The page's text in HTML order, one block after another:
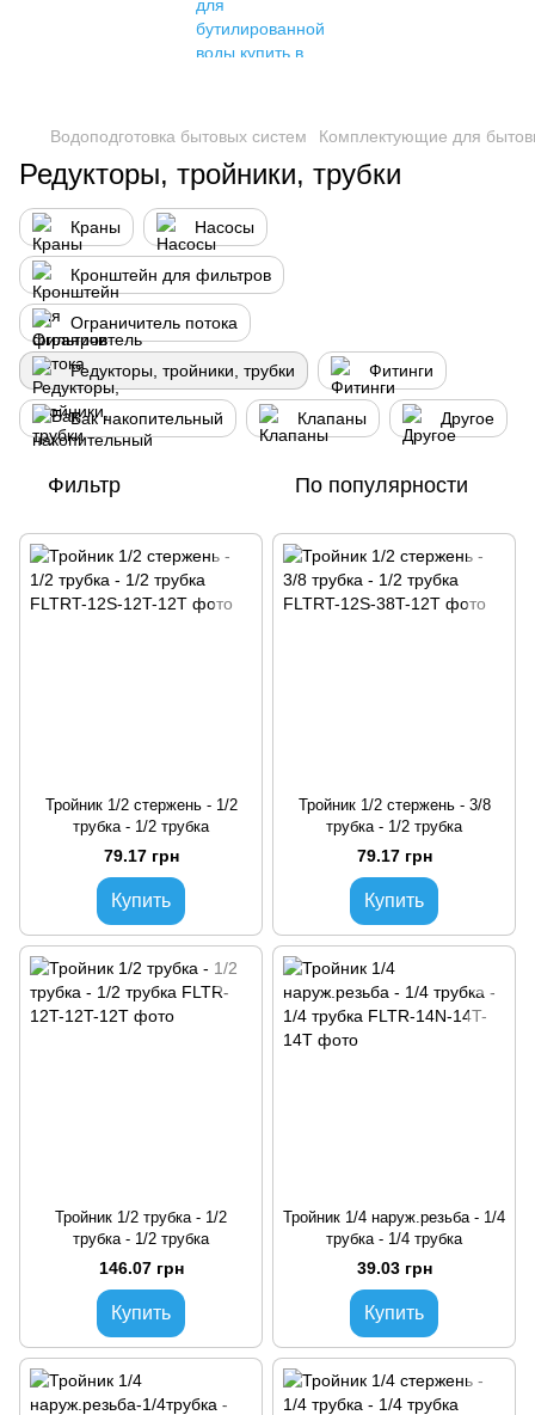
Водоподготовка бытовых систем Комплектующие для
Редукторы, тройники, трубки
Краны Насосы
Кронштейн для фильтров
Ограничитель потока
Редукторы, тройники, трубки Фитинги
Бак накопительный Клапаны Другое
Фильтр По популярности
Тройник 1/2 стержень - 1/2
трубка - 1/2 трубка
79.17 грн
Купить
Тройник 1/2 стержень - 3/8
трубка - 1/2 трубка
79.17 грн
Купить
Тройник 1/2 трубка - 1/2
трубка - 1/2 трубка
146.07 грн
Купить
Тройник 1/4 наруж.резьба - 1/4
трубка - 1/4 трубка
39.03 грн
Купить